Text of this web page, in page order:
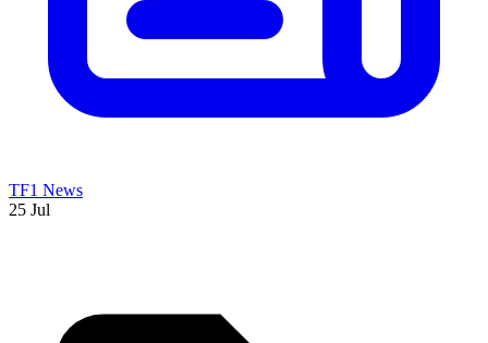
TF1 News
25 Jul